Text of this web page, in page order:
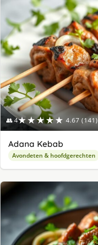
👥 4★★★★★ 4.67 (141)
Adana Kebab
Avondeten & hoofdgerechten